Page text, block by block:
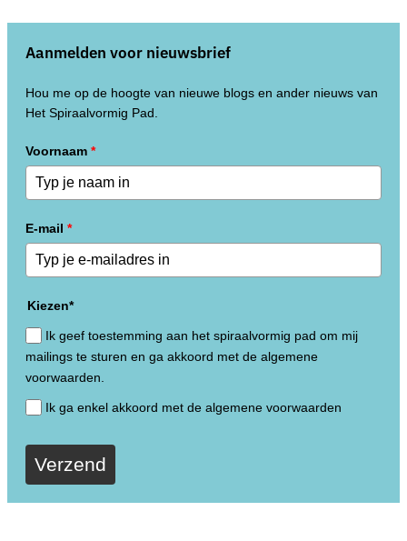
Aanmelden voor nieuwsbrief
Hou me op de hoogte van nieuwe blogs en ander nieuws van
Het Spiraalvormig Pad.
Voornaam *
E-mail *
Kiezen*
Ik geef toestemming aan het spiraalvormig pad om mij
mailings te sturen en ga akkoord met de algemene
voorwaarden.
Ik ga enkel akkoord met de algemene voorwaarden
Verzend